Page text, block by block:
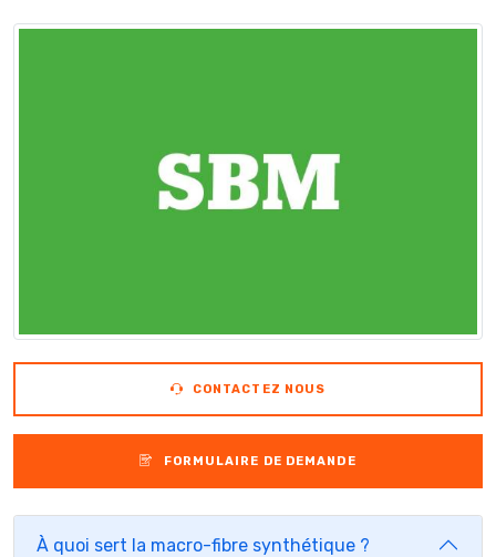
CONTACTEZ NOUS
FORMULAIRE DE DEMANDE
À quoi sert la macro-fibre synthétique ?